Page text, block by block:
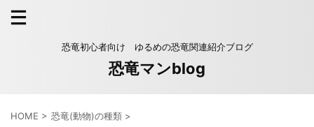
恐竜初心者向け ゆるめの恐竜関連紹介ブログ
恐竜マンblog
HOME > 恐竜(動物)の種類 >